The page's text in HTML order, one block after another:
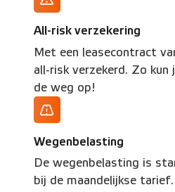
All-risk verzekering
Met een leasecontract
all-risk verzekerd. Zo
de weg op!
Wegenbelasting
De wegenbelasting is
bij de maandelijkse